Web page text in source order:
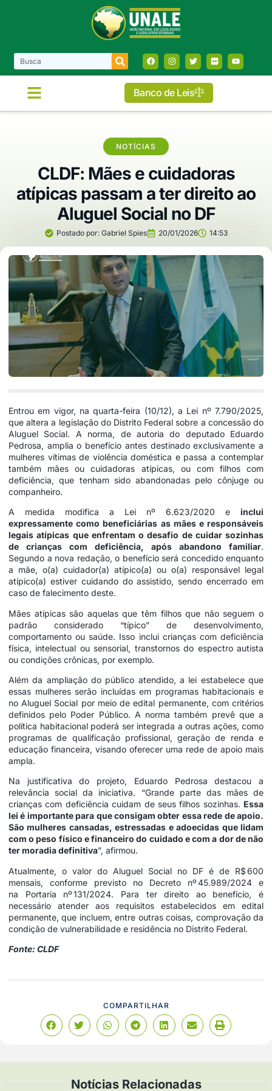
Banco de Leis
NOTÍCIAS
CLDF: Mães e cuidadoras
atípicas passam a ter direito ao
Aluguel Social no DF
Postado por:Gabriel Spies 20/01/2026 14:53
Entrou em vigor, na quarta-feira (10/12), a Lei nº 7.790/2025,
que altera a legislação do Distrito Federal sobre a concessão do
Aluguel Social. A norma, de autoria do deputado Eduardo
Pedrosa, amplia o benefício antes destinado exclusivamente a
mulheres vítimas de violência doméstica e passa a contemplar
também mães ou cuidadoras atípicas, ou com filhos com
deficiência, que tenham sido abandonadas pelo cônjuge ou
companheiro.
A medida modifica a Lei nº 6.623/2020 e inclui
expressamente como beneficiárias as mães e responsáveis
legais atípicas que enfrentam o desafio de cuidar sozinhas
de crianças com deficiência, após abandono familiar.
Segundo a nova redação, o benefício será concedido enquanto
a mãe, o(a) cuidador(a) atípico(a) ou o(a) responsável legal
atípico(a) estiver cuidando do assistido, sendo encerrado em
caso de falecimento deste.
Mães atípicas são aquelas que têm filhos que não seguem o
padrão considerado “típico” de desenvolvimento,
comportamento ou saúde. Isso inclui crianças com deficiência
física, intelectual ou sensorial, transtornos do espectro autista
ou condições crônicas, por exemplo.
Além da ampliação do público atendido, a lei estabelece que
essas mulheres serão incluídas em programas habitacionais e
no Aluguel Social por meio de edital permanente, com critérios
definidos pelo Poder Público. A norma também prevê que a
política habitacional poderá ser integrada a outras ações, como
programas de qualificação profissional, geração de renda e
educação financeira, visando oferecer uma rede de apoio mais
ampla.
Na justificativa do projeto, Eduardo Pedrosa destacou a
relevância social da iniciativa. “Grande parte das mães de
crianças com deficiência cuidam de seus filhos sozinhas. Essa
lei é importante para que consigam obter essa rede de apoio.
São mulheres cansadas, estressadas e adoecidas que lidam
com o peso físico e financeiro do cuidado e com a dor de não
ter moradia definitiva”, afirmou.
Atualmente, o valor do Aluguel Social no DF é de R$ 600
mensais, conforme previsto no Decreto nº 45.989/2024 e
na Portaria nº 131/2024. Para ter direito ao benefício, é
necessário atender aos requisitos estabelecidos em edital
permanente, que incluem, entre outras coisas, comprovação da
condição de vulnerabilidade e residência no Distrito Federal.
Fonte: CLDF
COMPARTILHAR
Notícias Relacionadas